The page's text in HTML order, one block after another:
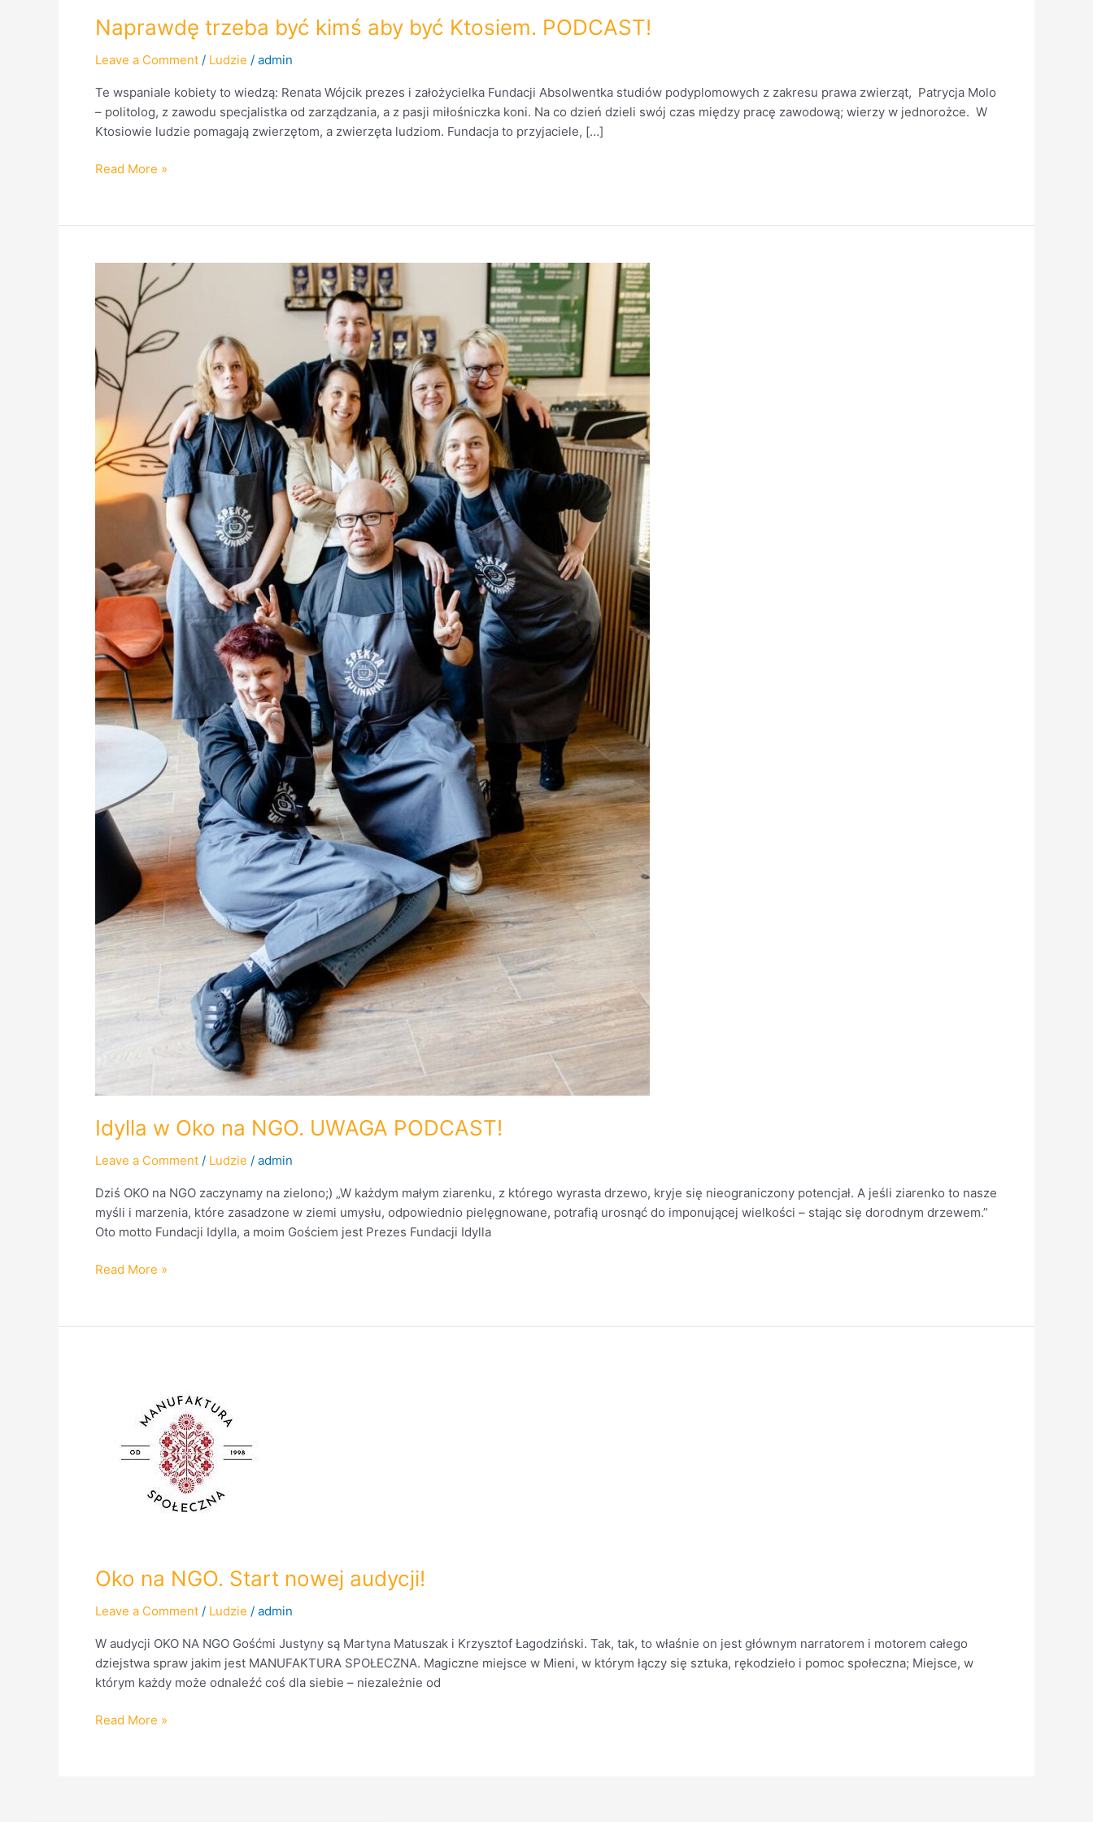
Naprawdę trzeba być kimś aby być Ktosiem. PODCAST!
Leave a Comment / Ludzie / admin
Te wspaniale kobiety to wiedzą: Renata Wójcik prezes i założycielka Fundacji Absolwentka studiów podyplomowych z zakresu prawa zwierząt, Patrycja Molo
– politolog, z zawodu specjalistka od zarządzania, a z pasji miłośniczka koni. Na co dzień dzieli swój czas między pracę zawodową; wierzy w jednorożce. W
Ktosiowie ludzie pomagają zwierzętom, a zwierzęta ludziom. Fundacja to przyjaciele, […]
Read More »
Idylla w Oko na NGO. UWAGA PODCAST!
Leave a Comment / Ludzie / admin
Dziś OKO na NGO zaczynamy na zielono;) „W każdym małym ziarenku, z którego wyrasta drzewo, kryje się nieograniczony potencjał. A jeśli ziarenko to nasze
myśli i marzenia, które zasadzone w ziemi umysłu, odpowiednio pielęgnowane, potrafią urosnąć do imponującej wielkości – stając się dorodnym drzewem.”
Oto motto Fundacji Idylla, a moim Gościem jest Prezes Fundacji Idylla
Oko
NGO.
UWAGA
PODCAST!
Read More »
Oko na NGO. Start nowej audycji!
Leave a Comment / Ludzie / admin
W audycji OKO NA NGO Gośćmi Justyny są Martyna Matuszak i Krzysztof Łagodziński. Tak, tak, to właśnie on jest głównym narratorem i motorem całego
dziejstwa spraw jakim jest MANUFAKTURA SPOŁECZNA. Magiczne miejsce w Mieni, w którym łączy się sztuka, rękodzieło i pomoc społeczna; Miejsce, w
którym każdy może odnaleźć coś dla siebie – niezależnie od
nowej
Read More »